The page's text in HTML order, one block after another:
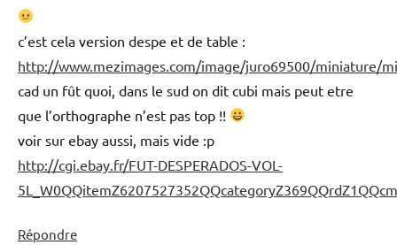
c’est cela version despe et de table :
http://www.mezimages.com/image/juro69500/miniature/
cad un fût quoi, dans le sud on dit cubi mais peut etre
que l’orthographe n’est pas top !!
voir sur ebay aussi, mais vide :p
http://cgi.ebay.fr/FUT-DESPERADOS-VOL-
Répondre